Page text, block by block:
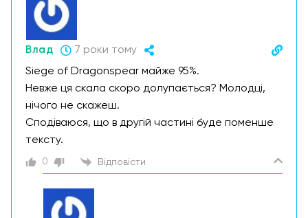
Влад
7 роки тому
Siege of Dragonspear майже 95%.
Невже ця скала скоро долупається? Молодці,
нічого не скажеш.
Сподіваюся, що в другій частині буде поменше
тексту.
0 Відповісти